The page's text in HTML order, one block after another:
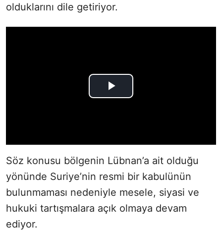
olduklarını dile getiriyor.
Söz konusu bölgenin Lübnan’a ait olduğu
yönünde Suriye’nin resmi bir kabulünün
bulunmaması nedeniyle mesele, siyasi ve
hukuki tartışmalara açık olmaya devam
ediyor.